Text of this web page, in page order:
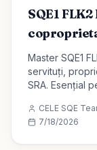
SQE1
Master SQE1
servituți,
SRA. Esențial
CELE SQE
7/18/2026